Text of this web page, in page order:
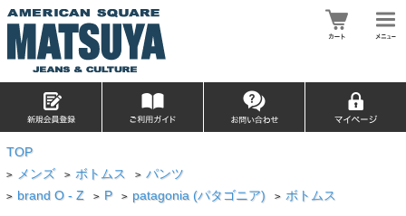
TOP
> メンズ > ボトムス > パンツ
> brand O - Z > P > patagonia (パタゴニア) > ボトムス